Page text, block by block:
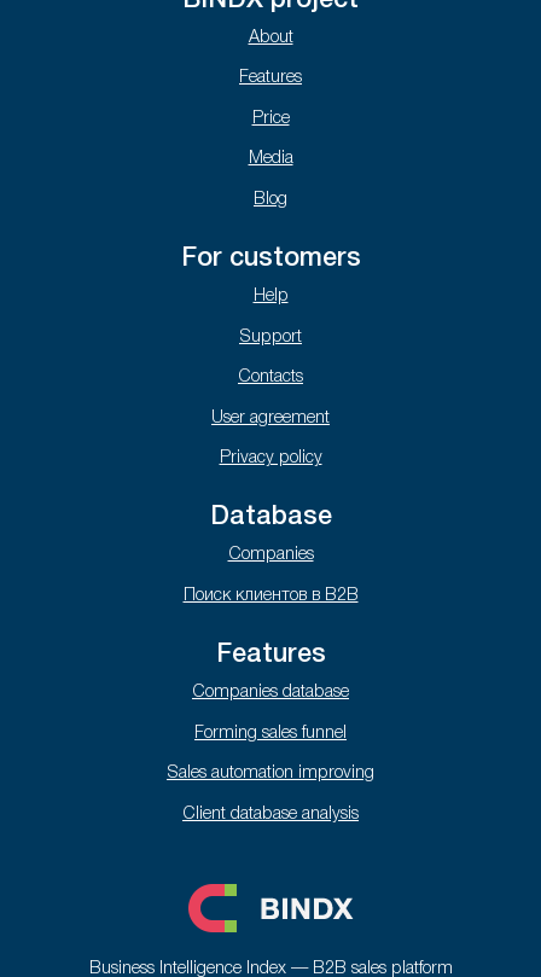
About
Features
Price
Media
Blog
For customers
Help
Support
Contacts
User agreement
Privacy policy
Database
Companies
Поиск клиентов в B2B
Features
Companies database
Forming sales funnel
Sales automation improving
Client database analysis
Business Intelligence Index — B2B sales platform